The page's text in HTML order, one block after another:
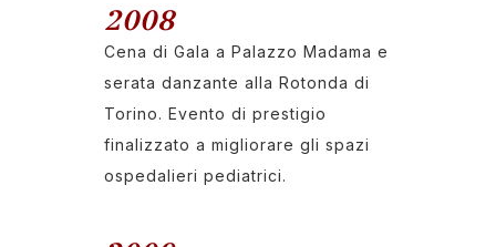
2008
Cena di Gala a Palazzo Madama e
serata danzante alla Rotonda di
Torino. Evento di prestigio
finalizzato a migliorare gli spazi
ospedalieri pediatrici.